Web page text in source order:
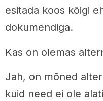
esitada koos kõigi
dokumendiga.
Kas on olemas
Jah, on mõned
kuid need ei ole